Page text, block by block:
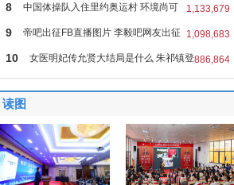
菡 1,133,679
8 中国体操队入住里约奥运村 环境尚可
但 1,098,683
9 帝吧出征FB直播图片 李毅吧网友出征
脸 886,864
10 女医明妃传允贤大结局是什么 朱祁镇登
读图